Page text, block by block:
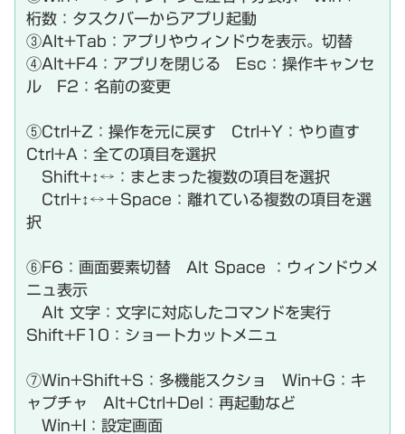
桁数：タスクバーからアプリ起動
③Alt+Tab：アプリやウィンドウを表示。切替
④Alt+F4：アプリを閉じる Esc：操作キャンセ
ル F2：名前の変更
⑤Ctrl+Z：操作を元に戻す Ctrl+Y：やり直す
Ctrl+A：全ての項目を選択
Shift+↕↔：まとまった複数の項目を選択
Ctrl+↕↔＋Space：離れている複数の項目を選
択
⑥F6：画面要素切替 Alt Space ：ウィンドウメ
ニュ表示
Alt 文字：文字に対応したコマンドを実行
Shift+F10：ショートカットメニュ
⑦Win+Shift+S：多機能スクショ Win+G：キ
ャプチャ Alt+Ctrl+Del：再起動など
Win+I：設定画面